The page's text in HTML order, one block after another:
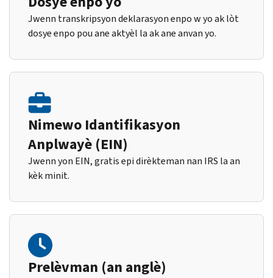
Jwenn transkripsyon deklarasyon enpo w yo ak lòt
dosye enpo pou ane aktyèl la ak ane anvan yo.
Nimewo Idantifikasyon
Anplwayè (EIN)
Jwenn yon EIN, gratis epi dirèkteman nan IRS la an
kèk minit.
Prelèvman (an anglè)